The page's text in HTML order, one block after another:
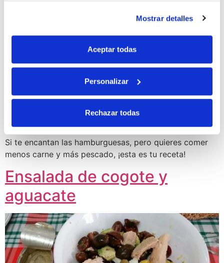
Mostrar detalles
Aceptar todas
Personalizar
Rechazar todas
Si te encantan las hamburguesas, pero quieres comer
menos carne y más pescado, ¡esta es tu receta!
Ensalada de cogote y
aguacate